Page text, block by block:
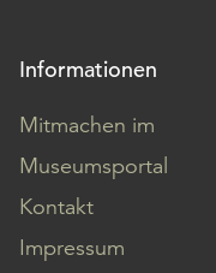
Informationen
Mitmachen im
Museumsportal
Kontakt
Impressum